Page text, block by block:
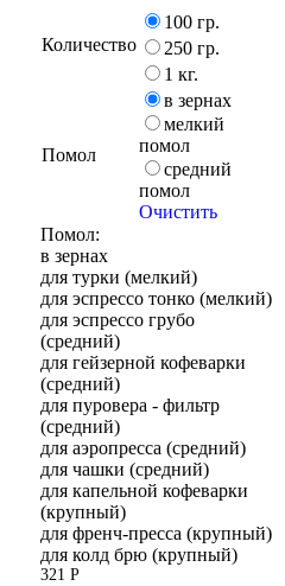
из 5
Количество
100 гр.
250 гр.
1 кг.
Помол
в зернах
мелкий
помол
средний
помол
Очистить
Помол:
в зернах
для турки (мелкий)
для эспрессо тонко (мелкий)
для эспрессо грубо
(средний)
для гейзерной кофеварки
(средний)
для пуровера - фильтр
(средний)
для аэропресса (средний)
для чашки (средний)
для капельной кофеварки
(крупный)
для френч-пресса (крупный)
для колд брю (крупный)
321 Р